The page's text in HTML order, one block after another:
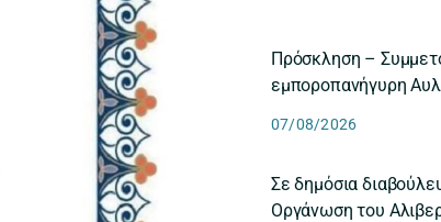
Πρόσκληση –
εμποροπανήγυρη
07/08/2026
Σε δημόσια
Οργάνωση του